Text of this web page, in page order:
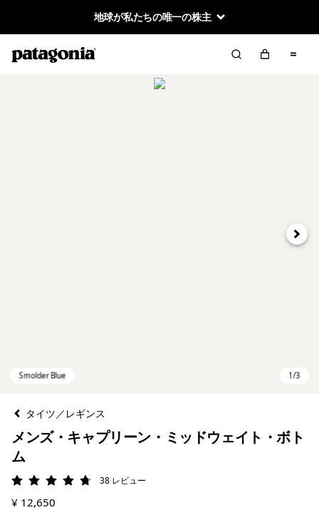
地球が私たちの唯一の株主
次へ
タイツ／レギンス
メンズ・キャプリーン・ミッドウェイト・ボト
ム
評価: 4.8 / 5
38 レビュー
¥ 12,650